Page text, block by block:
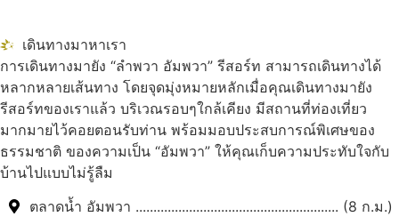
เดินทางมาหาเรา
การเดินทางมายัง “ลำพวา อัมพวา” รีสอร์ท สามารถเดินทางได้
หลากหลายเส้นทาง โดยจุดมุ่งหมายหลักเมื่อคุณเดินทางมายัง
รีสอร์ทของเราแล้ว บริเวณรอบๆใกล้เคียง มีสถานที่ท่องเที่ยว
มากมายไว้คอยตอนรับท่าน พร้อมมอบประสบการณ์พิเศษของ
ธรรมชาติ ของความเป็น “อัมพวา” ให้คุณเก็บความประทับใจกับ
บ้านไปแบบไม่รู้ลืม
ตลาดน้ำ อัมพวา ......................................................... (8 ก.ม.)